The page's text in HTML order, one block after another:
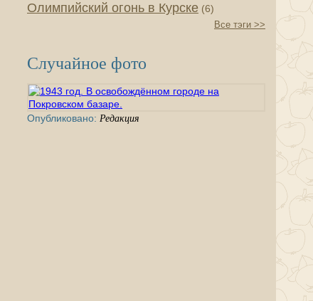
Олимпийский огонь в Курске (6)
Все тэги >>
Случайное фото
Опубликовано: Редакция